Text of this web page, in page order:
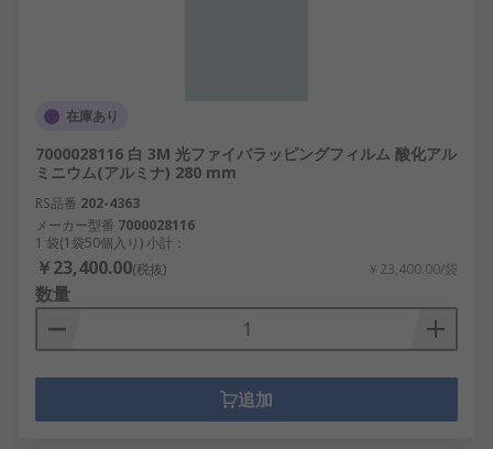
在庫あり
7000028116 白 3M 光ファイバラッピングフィルム 酸化アル
ミニウム(アルミナ) 280 mm
RS品番 202-4363
メーカー型番 7000028116
1 袋(1袋50個入り) 小計：
￥23,400.00(税抜) ￥23,400.00/袋
数量
追加